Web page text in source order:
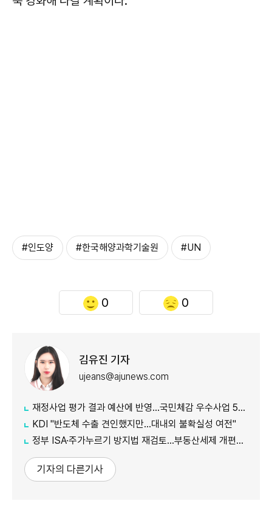
#인도양 #한국해양과학기술원 #UN
0 0
김유진 기자
ujeans@ajunews.com
재정사업 평가 결과 예산에 반영…국민체감 우수사업 5개 선정
KDI "반도체 수출 견인했지만…대내외 불확실성 여전"
정부 ISA·주가누르기 방지법 재검토…부동산세제 개편안도 손질
기자의 다른기사